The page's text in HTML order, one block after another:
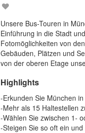
Unsere Bus-Touren in
Einführung in die Stadt
Fotomöglichkeiten von
Gebäuden, Plätzen und
von der oberen Etage
Highlights
-Erkunden Sie München
-Mehr als 15 Haltestellen
-Wählen Sie zwischen 1-
-Steigen Sie so oft ein